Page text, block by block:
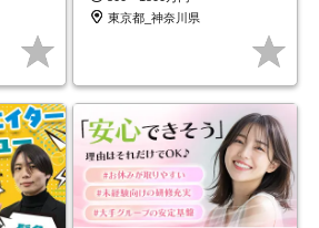
東京都_神奈川県